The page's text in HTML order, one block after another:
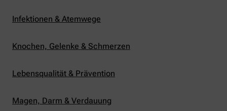
Infektionen & Atemwege
Knochen, Gelenke & Schmerzen
Lebensqualität & Prävention
Magen, Darm & Verdauung